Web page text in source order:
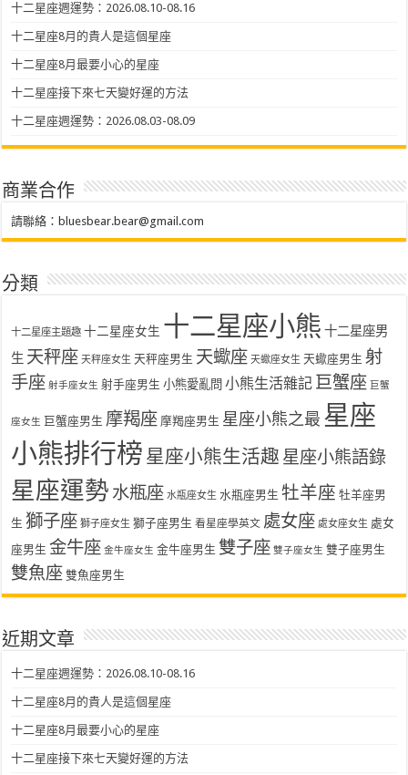
十二星座週運勢：2026.08.10-08.16
十二星座8月的貴人是這個星座
十二星座8月最要小心的星座
十二星座接下來七天變好運的方法
十二星座週運勢：2026.08.03-08.09
商業合作
請聯絡： bluesbear.bear@gmail.com
分類
十二星座主題趣 十二星座女生 十二星座小熊 十二星座男
生 天秤座 天秤座女生 天秤座男生 天蠍座 天蠍座女生 天蠍座男生 射
手座 射手座女生 射手座男生 小熊愛亂問 小熊生活雜記 巨蟹座 巨蟹
座女生 巨蟹座男生 摩羯座 摩羯座男生 星座小熊之最 星座
小熊排行榜 星座小熊生活趣 星座小熊語錄
星座運勢 水瓶座 水瓶座女生 水瓶座男生 牡羊座 牡羊座男
生 獅子座 獅子座女生 獅子座男生 看星座學英文 處女座 處女座女生 處女
座男生 金牛座 金牛座女生 金牛座男生 雙子座 雙子座女生 雙子座男生
雙魚座 雙魚座男生
近期文章
十二星座週運勢：2026.08.10-08.16
十二星座8月的貴人是這個星座
十二星座8月最要小心的星座
十二星座接下來七天變好運的方法